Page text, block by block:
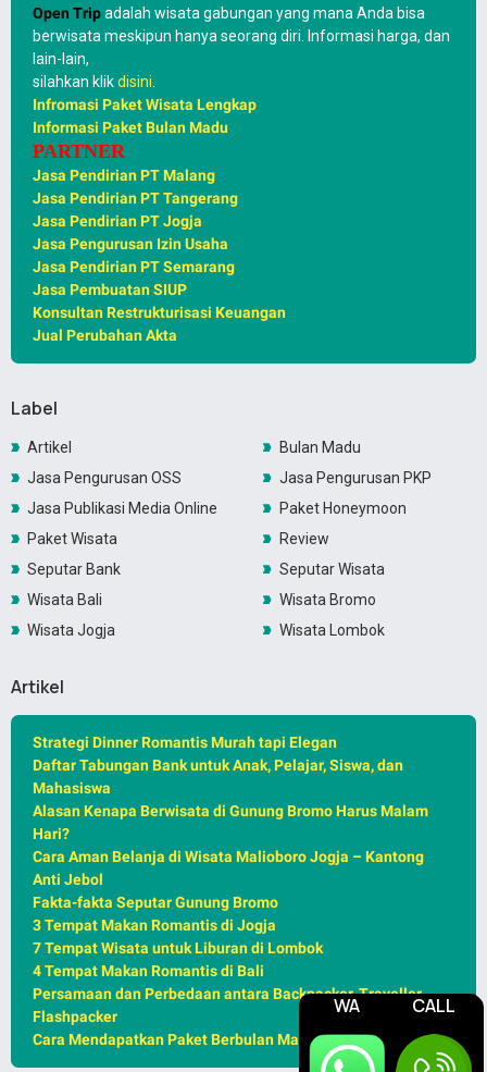
WA CALL
Open Tripadalah wisata gabungan yang mana Anda bisa
berwisata meskipun hanya seorang diri. Informasi harga, dan
lain-lain,
silahkan klikdisini
Infromasi Paket Wisata Lengkap
Informasi Paket Bulan Madu
PARTNER
Jasa Pendirian PT Malang
Jasa Pendirian PT Tangerang
Jasa Pendirian PT Jogja
Jasa Pengurusan Izin Usaha
Jasa Pendirian PT Semarang
Jasa Pembuatan SIUP
Konsultan Restrukturisasi Keuangan
Jual Perubahan Akta
Label
Artikel
Bulan Madu
Jasa Pengurusan OSS
Jasa Pengurusan PKP
Jasa Publikasi Media Online
Paket Honeymoon
Paket Wisata
Review
Seputar Bank
Seputar Wisata
Wisata Bali
Wisata Bromo
Wisata Jogja
Wisata Lombok
Artikel
Strategi Dinner Romantis Murah tapi Elegan
Daftar Tabungan Bank untuk Anak, Pelajar, Siswa, dan
Mahasiswa
Alasan Kenapa Berwisata di Gunung Bromo Harus Malam
Hari?
Cara Aman Belanja di Wisata Malioboro Jogja – Kantong
Anti Jebol
Fakta-fakta Seputar Gunung Bromo
3 Tempat Makan Romantis di Jogja
7 Tempat Wisata untuk Liburan di Lombok
4 Tempat Makan Romantis di Bali
Persamaan dan Perbedaan antara Backpacker, Traveller,
Flashpacker
Cara Mendapatkan Paket Berbulan Madu Murah